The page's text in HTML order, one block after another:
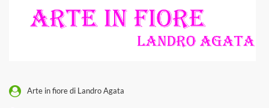
Arte in fiore di Landro Agata